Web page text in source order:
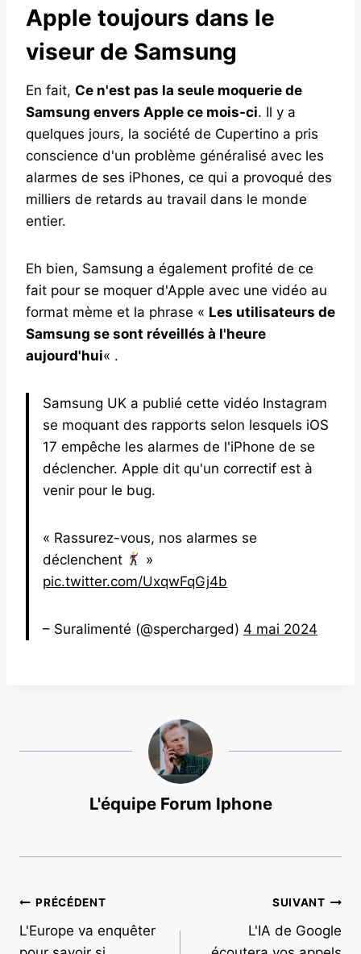
Apple toujours dans le
viseur de Samsung
En fait, Ce n'est pas la seule moquerie de
Samsung envers Apple ce mois-ci. Il y a
quelques jours, la société de Cupertino a pris
conscience d'un problème généralisé avec les
alarmes de ses iPhones, ce qui a provoqué des
milliers de retards au travail dans le monde
entier.
Eh bien, Samsung a également profité de ce
fait pour se moquer d'Apple avec une vidéo au
format mème et la phrase « Les utilisateurs de
Samsung se sont réveillés à l'heure
aujourd'hui« .
Samsung UK a publié cette vidéo Instagram
se moquant des rapports selon lesquels iOS
17 empêche les alarmes de l'iPhone de se
déclencher. Apple dit qu'un correctif est à
venir pour le bug.
« Rassurez-vous, nos alarmes se
déclenchent
»
pic.twitter.com/UxqwFqGj4b
– Suralimenté (@spercharged) 4 mai 2024
L'équipe Forum Iphone
Navigation
de
PRÉCÉDENT
L'Europe va enquêter
SUIVANT
L'IA de Google